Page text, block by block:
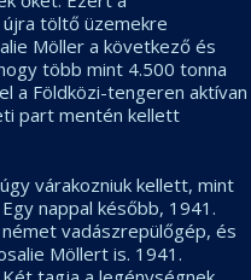
töltő üzemekre
Möller a következő és
több mint 4.500 tonna
a Földközi-tengeren aktívan
part mentén kellett
várakozniuk kellett, mint
nappal később, 1941.
vadászrepülőgép, és
Möllert is. 1941.